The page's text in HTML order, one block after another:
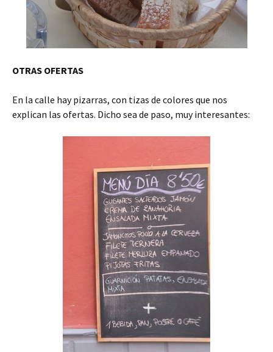
OTRAS OFERTAS
En la calle hay pizarras, con tizas de colores que nos
explican las ofertas. Dicho sea de paso, muy interesantes: